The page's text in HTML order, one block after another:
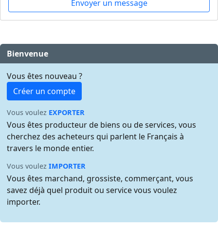
Envoyer un message
Bienvenue
Vous êtes nouveau ?
Créer un compte
Vous voulez EXPORTER
Vous êtes producteur de biens ou de services, vous
cherchez des acheteurs qui parlent le Français à
travers le monde entier.
Vous voulezIMPORTER
Vous êtes marchand, grossiste, commerçant, vous
savez déjà quel produit ou service vous voulez
importer.